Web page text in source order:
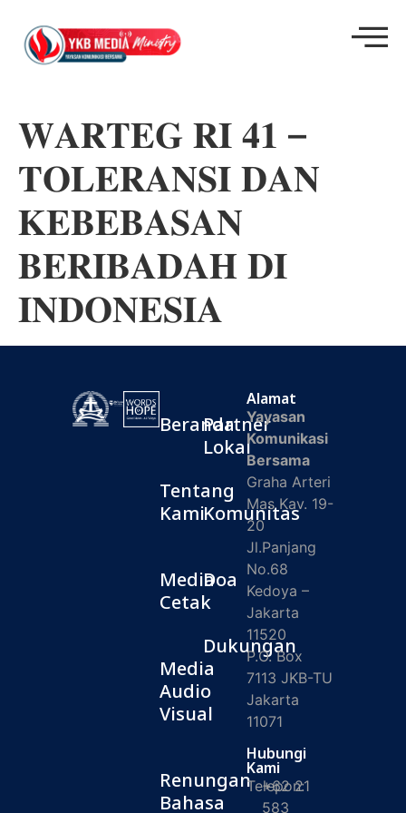
𝐖𝐀𝐑𝐓𝐄𝐆 𝐑𝐈 𝟒𝟏 –
𝐓𝐎𝐋𝐄𝐑𝐀𝐍𝐒𝐈 𝐃𝐀𝐍
𝐊𝐄𝐁𝐄𝐁𝐀𝐒𝐀𝐍
𝐁𝐄𝐑𝐈𝐁𝐀𝐃𝐀𝐇 𝐃𝐈
𝐈𝐍𝐃𝐎𝐍𝐄𝐒𝐈𝐀
Beranda
Tentang
Kami
Media
Cetak
Media
Audio
Visual
Renungan
Bahasa
Partner
Lokal
Komunitas
Doa
Dukungan
Alamat
Yayasan
Komunikasi
Bersama
Graha Arteri
Mas Kav. 19-
20
Jl.Panjang
No.68
Kedoya –
Jakarta
11520
P.O. Box
7113 JKB-TU
Jakarta
11071
Hubungi
Kami
Telepon:
+62 21
583